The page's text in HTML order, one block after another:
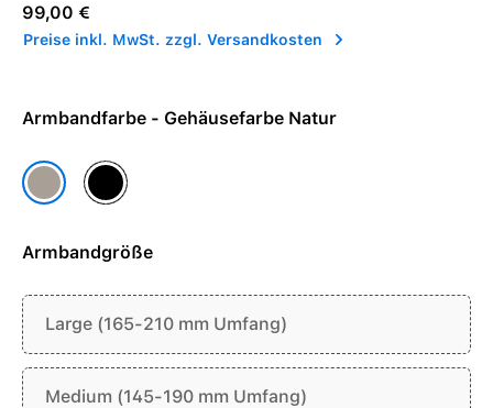
Regulärer Preis:
99,00 €
Preise inkl. MwSt. zzgl. Versandkosten
Armbandfarbe - Gehäusefarbe Natur
Gehäusefarbe Natur
Gehäusefarbe Schwarz
Armbandgröße
Large (165-210 mm Umfang)
Medium (145-190 mm Umfang)